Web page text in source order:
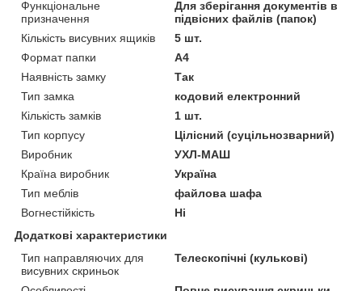
Функціональне
призначення
Для зберігання документів в
підвісних файлів (папок)
Кількість висувних ящиків
5 шт.
Формат папки
А4
Наявність замку
Так
Тип замка
кодовий електронний
Кількість замків
1 шт.
Тип корпусу
Цілісний (суцільнозварний)
Виробник
УХЛ-МАШ
Країна виробник
Україна
Тип меблів
файлова шафа
Вогнестійкість
Ні
Додаткові характеристики
Тип направляючих для
висувних скриньок
Телескопічні (кулькові)